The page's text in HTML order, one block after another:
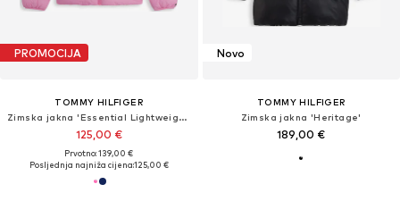
PROMOCIJA
TOMMY HILFIGER
Zimska jakna 'Essential Lightweight Down'
125,00 €
Prvotno: 139,00 €
Posljednja najniža cijena:125,00 €
Novo
TOMMY HILFIGER
Zimska jakna 'Heritage'
189,00 €